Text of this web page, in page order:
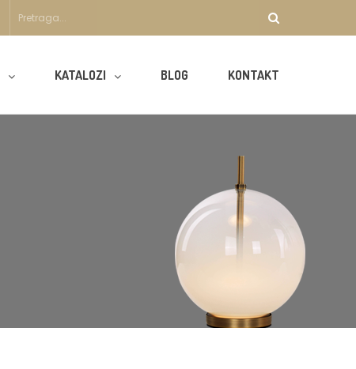
KONTAKT
BLOG
KATALOZI